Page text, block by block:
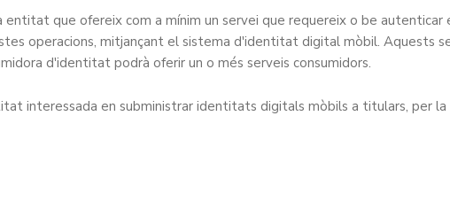
que ofereix com a mínim un servei que requereix o be autenticar
operacions, mitjançant el sistema d'identitat digital mòbil. Aquests
d'identitat podrà oferir un o més serveis consumidors.
interessada en subministrar identitats digitals mòbils a titulars, per la